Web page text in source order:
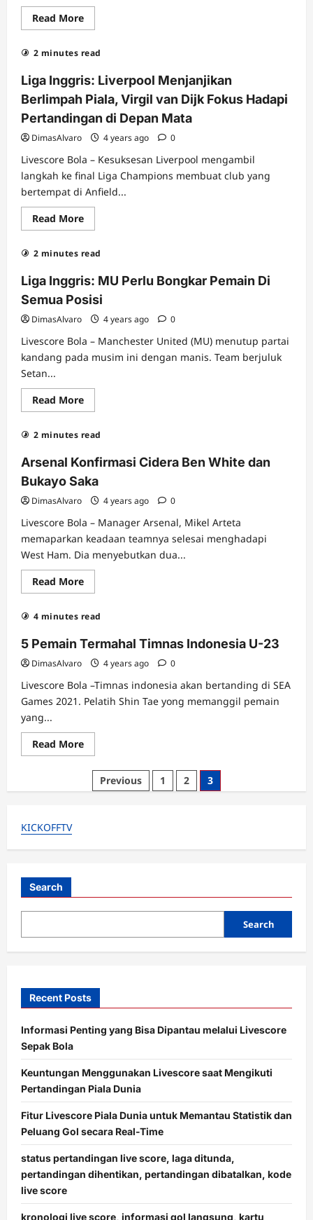
U-
23
Vietnam
vs
Timor
Leste
Read MoreRead
more
Madrid
Vs
City:
Los
Blancos
Berjaya
Bersama
Pahlawan
Serta
Pengukir
Sejarah
2 minutes read
Liga Inggris: Liverpool Menjanjikan
Berlimpah Piala, Virgil van Dijk Fokus Hadapi
Pertandingan di Depan Mata
DimasAlvaro 4 years ago 0
Livescore Bola – Kesuksesan Liverpool mengambil
langkah ke final Liga Champions membuat club yang
bertempat di Anfield...
Read MoreRead
more
Liga
Inggris:
Menjanjikan
Berlimpah
Piala,
Virgil
van
Dijk
Fokus
Hadapi
Pertandingan
di
2 minutes read
Liga Inggris: MU Perlu Bongkar Pemain Di
Semua Posisi
DimasAlvaro 4 years ago 0
Livescore Bola – Manchester United (MU) menutup partai
kandang pada musim ini dengan manis. Team berjuluk
Setan...
Read MoreRead
more
Liga
Inggris:
Perlu
Bongkar
Pemain
Di
Semua
Posisi
2 minutes read
Arsenal Konfirmasi Cidera Ben White dan
Bukayo Saka
DimasAlvaro 4 years ago 0
Livescore Bola – Manager Arsenal, Mikel Arteta
memaparkan keadaan teamnya selesai menghadapi
West Ham. Dia menyebutkan dua...
Read MoreRead
more
Arsenal
Konfirmasi
Ben
White
dan
Bukayo
Saka
4 minutes read
5 Pemain Termahal Timnas Indonesia U-23
DimasAlvaro 4 years ago 0
Livescore Bola –Timnas indonesia akan bertanding di SEA
Games 2021. Pelatih Shin Tae yong memanggil pemain
yang...
Read MoreRead
more
Pemain
Termahal
Previous 1 2 3
KICKOFFTV
Search
Search
Recent Posts
Informasi Penting yang Bisa Dipantau melalui Livescore
Sepak Bola
Keuntungan Menggunakan Livescore saat Mengikuti
Pertandingan Piala Dunia
Fitur Livescore Piala Dunia untuk Memantau Statistik dan
Peluang Gol secara Real-Time
status pertandingan live score, laga ditunda,
pertandingan dihentikan, pertandingan dibatalkan, kode
live score
kronologi live score, informasi gol langsung, kartu